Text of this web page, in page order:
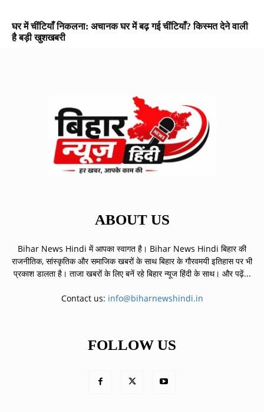
घर में चींटियाँ निकलना: अचानक घर में बढ़ गई चींटियाँ? किस्मत देने वाली
है बड़ी खुशखबरी
ABOUT US
Bihar News Hindi में आपका स्वागत है। Bihar News Hindi बिहार की
राजनीतिक, सांस्कृतिक और समाजिक खबरों के साथ बिहार के गौरवमयी इतिहास पर भी
प्रकाश डालता है। ताजा खबरों के लिए बनें रहे बिहार न्यूज हिंदी के साथ। और पढ़ें...
Contact us: info@biharnewshindi.in
FOLLOW US